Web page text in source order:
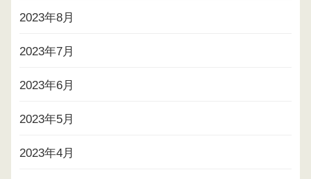
2023年8月
2023年7月
2023年6月
2023年5月
2023年4月